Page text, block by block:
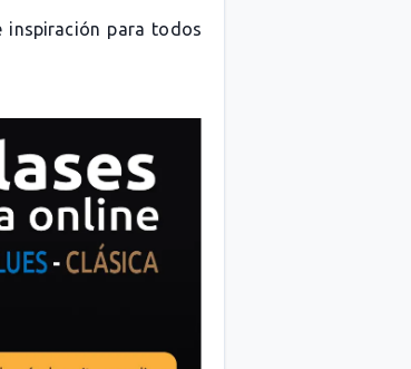
inspiración para todos